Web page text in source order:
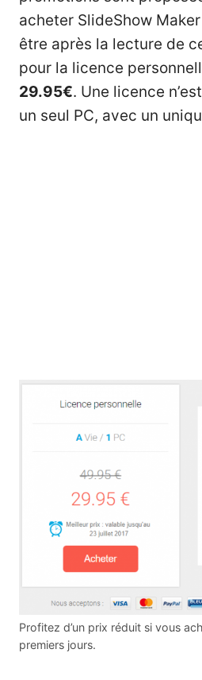
acheter SlideShow
être après la lecture de
pour la licence
29.95€. Une licence
un seul PC, avec un
Profitez d’un prix réduit si vous
premiers jours.